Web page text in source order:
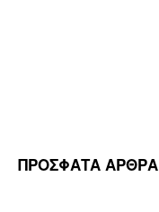
ΠΡΟΣΦΑΤΑ ΑΡΘΡΑ